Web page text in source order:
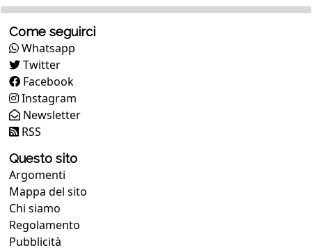
Come seguirci
Whatsapp
Twitter
Facebook
Instagram
Newsletter
RSS
Questo sito
Argomenti
Mappa del sito
Chi siamo
Regolamento
Pubblicità